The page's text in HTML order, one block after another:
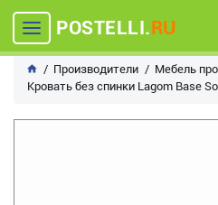
POSTELLI.RU
Производители
Мебель
Кровать без спинки Lagom Base